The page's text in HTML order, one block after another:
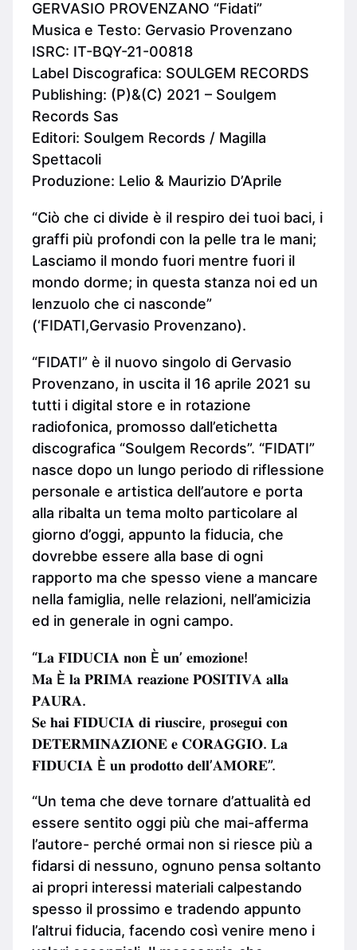
GERVASIO PROVENZANO “Fidati”
Musica e Testo: Gervasio Provenzano
ISRC: IT-BQY-21-00818
Label Discografica: SOULGEM RECORDS
Publishing: (P)&(C) 2021 – Soulgem
Records Sas
Editori: Soulgem Records / Magilla
Spettacoli
Produzione: Lelio & Maurizio D’Aprile
“Ciò che ci divide è il respiro dei tuoi baci, i
graffi più profondi con la pelle tra le mani;
Lasciamo il mondo fuori mentre fuori il
mondo dorme; in questa stanza noi ed un
lenzuolo che ci nasconde”
(‘FIDATI,Gervasio Provenzano).
“FIDATI” è il nuovo singolo di Gervasio
Provenzano, in uscita il 16 aprile 2021 su
tutti i digital store e in rotazione
radiofonica, promosso dall’etichetta
discografica “Soulgem Records”. “FIDATI”
nasce dopo un lungo periodo di riflessione
personale e artistica dell’autore e porta
alla ribalta un tema molto particolare al
giorno d’oggi, appunto la fiducia, che
dovrebbe essere alla base di ogni
rapporto ma che spesso viene a mancare
nella famiglia, nelle relazioni, nell’amicizia
ed in generale in ogni campo.
“𝐋𝐚 𝐅𝐈𝐃𝐔𝐂𝐈𝐀 𝐧𝐨𝐧 È 𝐮𝐧’ 𝐞𝐦𝐨𝐳𝐢𝐨𝐧𝐞!
𝐌𝐚 È 𝐥𝐚 𝐏𝐑𝐈𝐌𝐀 𝐫𝐞𝐚𝐳𝐢𝐨𝐧𝐞 𝐏𝐎𝐒𝐈𝐓𝐈𝐕𝐀 𝐚𝐥𝐥𝐚
𝐏𝐀𝐔𝐑𝐀.
𝐒𝐞 𝐡𝐚𝐢 𝐅𝐈𝐃𝐔𝐂𝐈𝐀 𝐝𝐢 𝐫𝐢𝐮𝐬𝐜𝐢𝐫𝐞, 𝐩𝐫𝐨𝐬𝐞𝐠𝐮𝐢 𝐜𝐨𝐧
𝐃𝐄𝐓𝐄𝐑𝐌𝐈𝐍𝐀𝐙𝐈𝐎𝐍𝐄 𝐞 𝐂𝐎𝐑𝐀𝐆𝐆𝐈𝐎. 𝐋𝐚
𝐅𝐈𝐃𝐔𝐂𝐈𝐀 È 𝐮𝐧 𝐩𝐫𝐨𝐝𝐨𝐭𝐭𝐨 𝐝𝐞𝐥𝐥’𝐀𝐌𝐎𝐑𝐄”.
“Un tema che deve tornare d’attualità ed
essere sentito oggi più che mai-afferma
l’autore- perché ormai non si riesce più a
fidarsi di nessuno, ognuno pensa soltanto
ai propri interessi materiali calpestando
spesso il prossimo e tradendo appunto
l’altrui fiducia, facendo così venire meno i